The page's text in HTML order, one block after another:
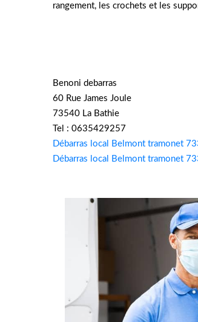
rangement, les crochets et les
Benoni debarras
60 Rue James Joule
73540 La Bathie
Tel : 0635429257
Débarras local Belmont tramonet
Débarras local Belmont tramonet